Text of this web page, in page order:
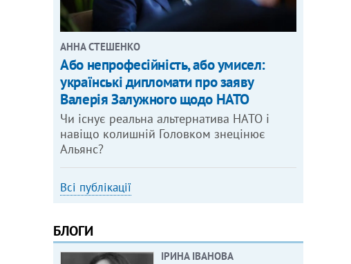
АННА СТЕШЕНКО
Або непрофесійність, або умисел:
українські дипломати про заяву
Валерія Залужного щодо НАТО
Чи існує реальна альтернатива НАТО і
навіщо колишній Головком знецінює
Альянс?
Всі публікації
БЛОГИ
ІРИНА ІВАНОВА